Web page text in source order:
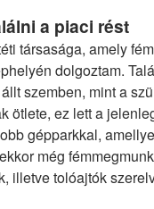
a piaci rést
társasága, amely
dolgoztam.
szemben, mint a
ötlete, ez lett a
gépparkkal,
még
illetve tolóajtók